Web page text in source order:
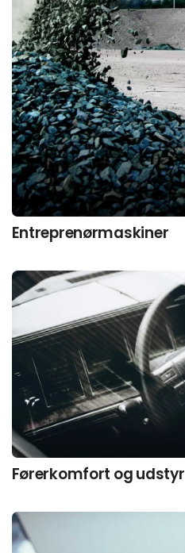
Entreprenør­maskiner
Førerkomfort og udstyr